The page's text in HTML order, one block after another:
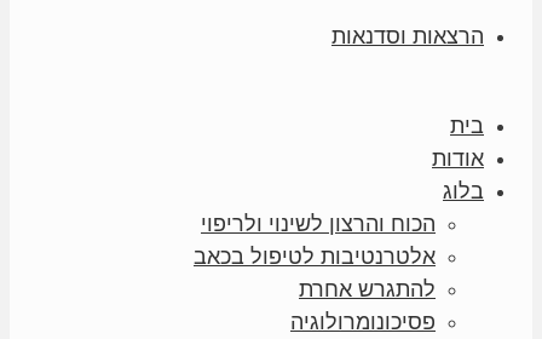
הרצאות וסדנאות
בית
אודות
בלוג
הכוח והרצון לשינוי ולריפוי
אלטרנטיבות לטיפול בכאב
להתגרש אחרת
פסיכונומרולוגיה